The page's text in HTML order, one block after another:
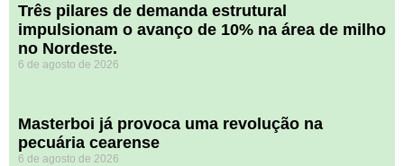
​Três pilares de demanda estrutural
impulsionam o avanço de 10% na área de milho
no Nordeste.
6 de agosto de 2026
Masterboi já provoca uma revolução na
pecuária cearense
6 de agosto de 2026